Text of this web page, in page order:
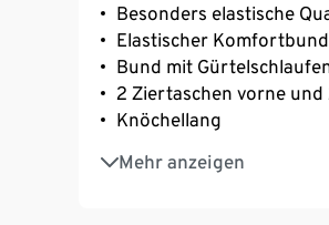
Besonders elastische
Elastischer
Bund mit
2 Ziertaschen vorne
Knöchellang
Mehr anzeigen
Mit Elasthan: